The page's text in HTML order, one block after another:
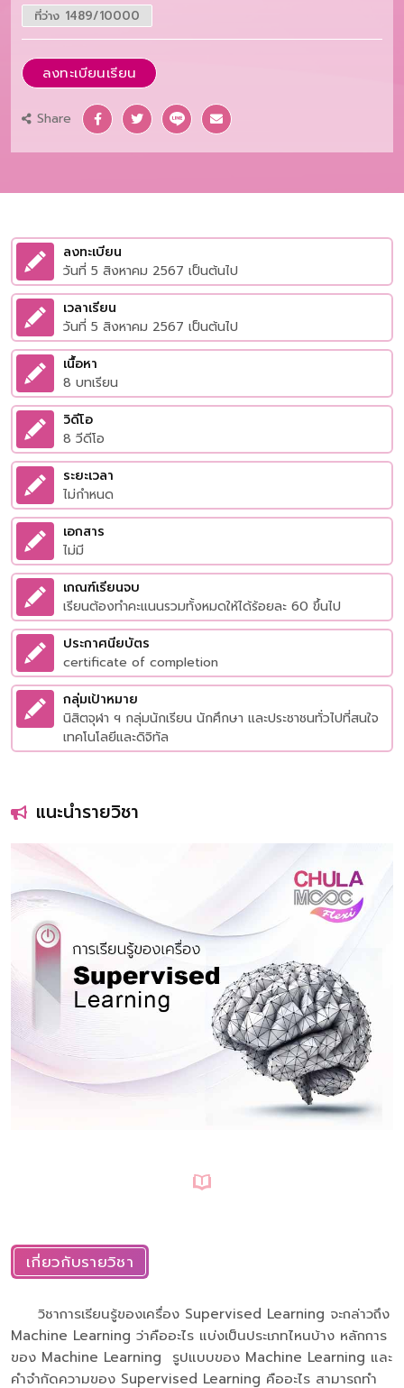
ที่ว่าง 1489/10000
ลงทะเบียนเรียน
Share
ลงทะเบียน
วันที่ 5 สิงหาคม 2567 เป็นต้นไป
เวลาเรียน
วันที่ 5 สิงหาคม 2567 เป็นต้นไป
เนื้อหา
8 บทเรียน
วิดีโอ
8 วีดีโอ
ระยะเวลา
ไม่กำหนด
เอกสาร
ไม่มี
เกณฑ์เรียนจบ
เรียนต้องทำคะแนนรวมทั้งหมดให้ได้ร้อยละ 60 ขึ้นไป
ประกาศนียบัตร
certificate of completion
กลุ่มเป้าหมาย
นิสิตจุฬา ฯ กลุ่มนักเรียน นักศึกษา และประชาชนทั่วไปที่สนใจ
เทคโนโลยีและดิจิทัล
แนะนำรายวิชา
เกี่ยวกับรายวิชา
วิชาการเรียนรู้ของเครื่อง Supervised Learning จะกล่าวถึง
Machine Learning ว่าคืออะไร แบ่งเป็นประเภทไหนบ้าง หลักการ
ของ Machine Learning รูปแบบของ Machine Learning และ
คำจำกัดความของ Supervised Learning คืออะไร สามารถทำ